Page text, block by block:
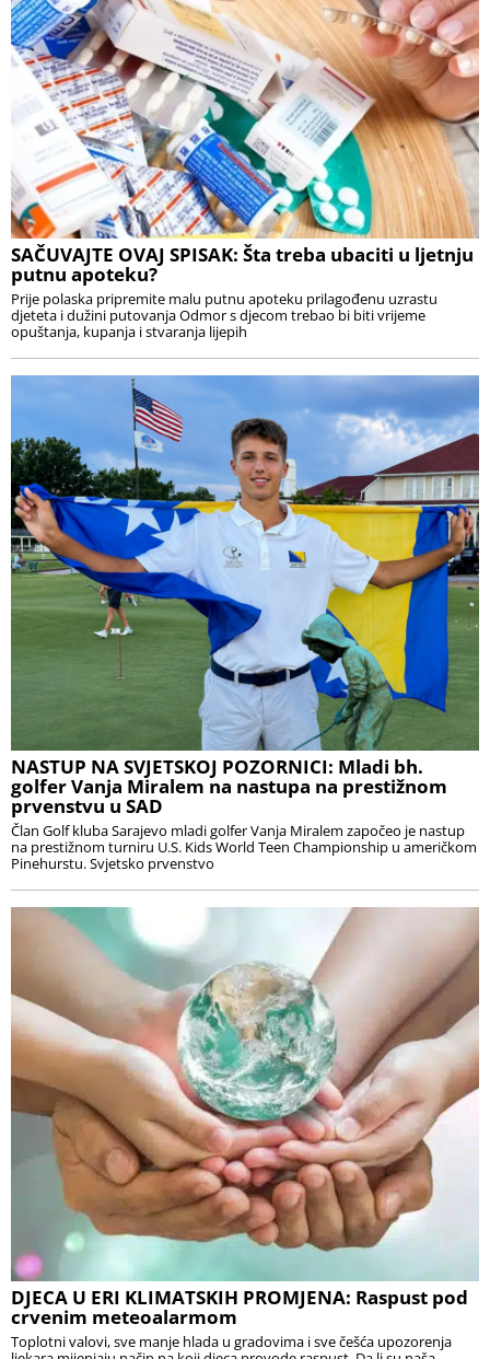
SAČUVAJTE OVAJ SPISAK: Šta treba ubaciti u ljetnju
putnu apoteku?
Prije polaska pripremite malu putnu apoteku prilagođenu uzrastu
djeteta i dužini putovanja Odmor s djecom trebao bi biti vrijeme
opuštanja, kupanja i stvaranja lijepih
NASTUP NA SVJETSKOJ POZORNICI: Mladi bh.
golfer Vanja Miralem na nastupa na prestižnom
prvenstvu u SAD
Član Golf kluba Sarajevo mladi golfer Vanja Miralem započeo je nastup
na prestižnom turniru U.S. Kids World Teen Championship u američkom
Pinehurstu. Svjetsko prvenstvo
DJECA U ERI KLIMATSKIH PROMJENA: Raspust pod
crvenim meteoalarmom
Toplotni valovi, sve manje hlada u gradovima i sve češća upozorenja